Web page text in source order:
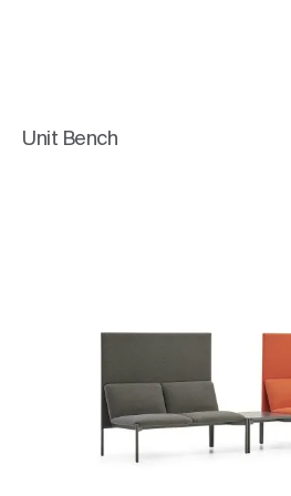
Unit Bench